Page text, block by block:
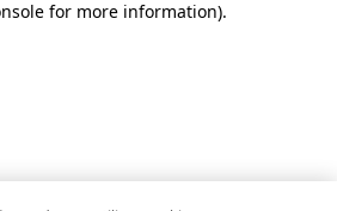
for more information).